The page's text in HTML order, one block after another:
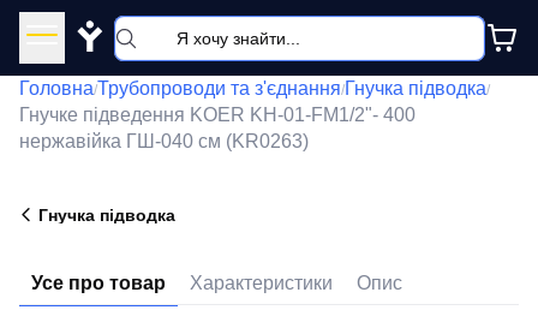
Y
Головна/Трубопроводи та з'єднання/Гнучка підводка/
Гнучке підведення KOER KH-01-FM1/2"- 400
нержавійка ГШ-040 см (KR0263)
Гнучка підводка
Усе про товар Характеристики Опис